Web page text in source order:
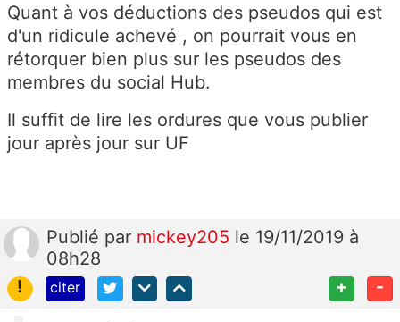
Quant à vos déductions des pseudos qui est
d'un ridicule achevé , on pourrait vous en
rétorquer bien plus sur les pseudos des
membres du social Hub.
Il suffit de lire les ordures que vous publier
jour après jour sur UF
Publié par mickey205 le 19/11/2019 à
08h28
!
citer + -